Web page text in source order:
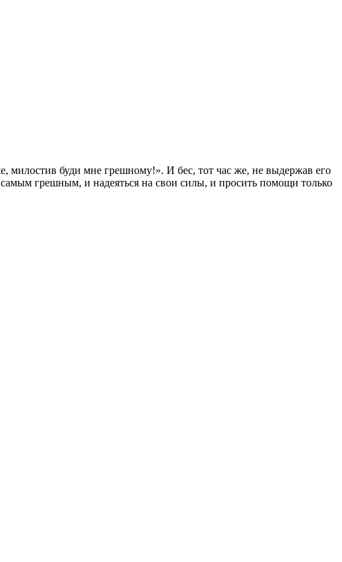
милостив буди мне грешному!». И бес, тот час же, не выдержав его
грешным, и надеяться на свои силы, и просить помощи только